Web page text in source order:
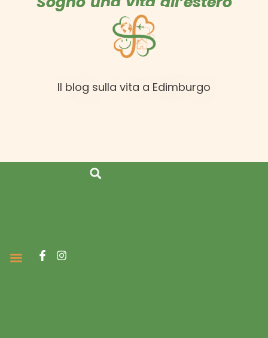
Il blog sulla vita a Edimburgo